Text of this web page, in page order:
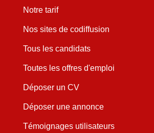
Notre tarif
Nos sites de codiffusion
Tous les candidats
Toutes les offres d'emploi
Déposer un CV
Déposer une annonce
Témoignages utilisateurs